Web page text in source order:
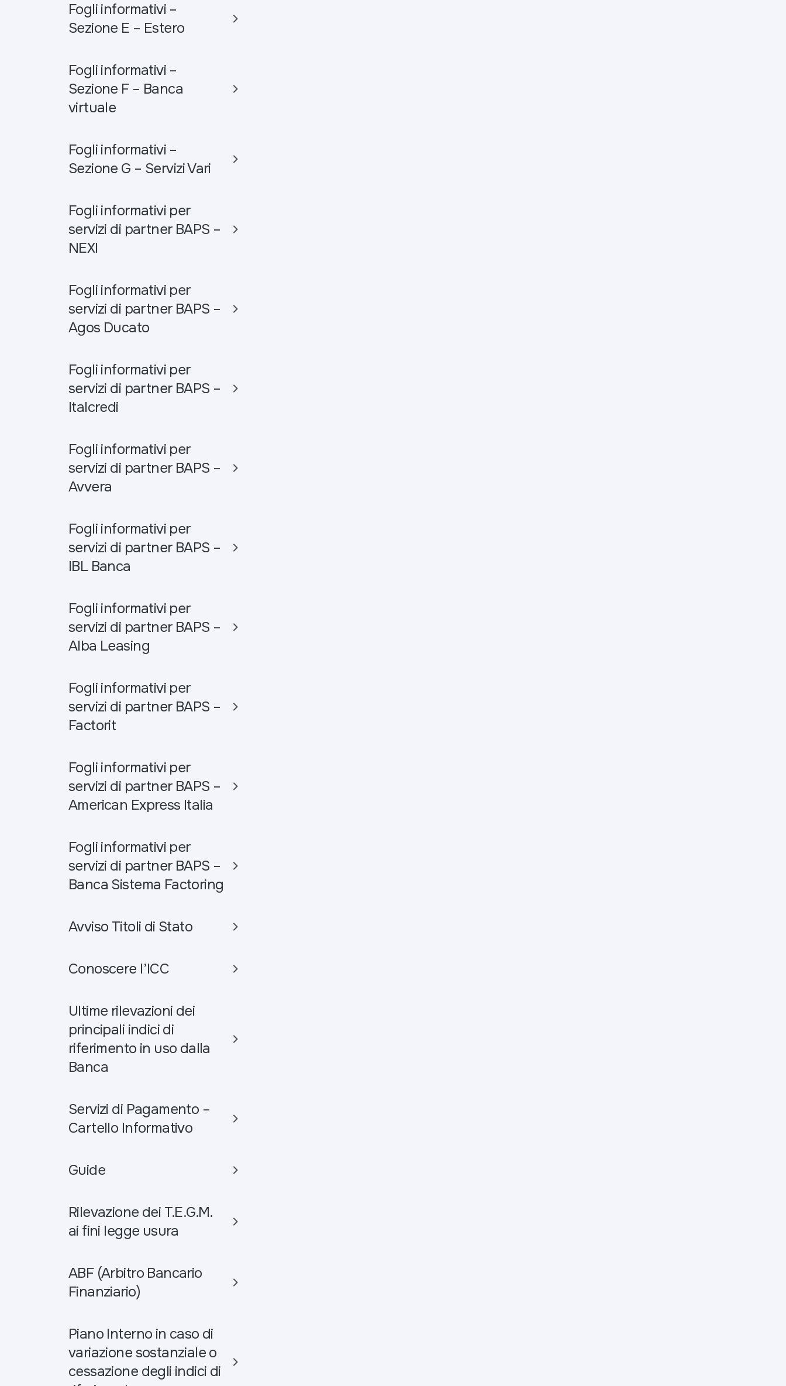
Fogli informativi –
Sezione E – Estero
Fogli informativi –
Sezione F – Banca
virtuale
Fogli informativi –
Sezione G – Servizi Vari
Fogli informativi per
servizi di partner BAPS –
NEXI
Fogli informativi per
servizi di partner BAPS –
Agos Ducato
Fogli informativi per
servizi di partner BAPS –
Italcredi
Fogli informativi per
servizi di partner BAPS –
Avvera
Fogli informativi per
servizi di partner BAPS –
IBL Banca
Fogli informativi per
servizi di partner BAPS –
Alba Leasing
Fogli informativi per
servizi di partner BAPS –
Factorit
Fogli informativi per
servizi di partner BAPS –
American Express Italia
Fogli informativi per
servizi di partner BAPS –
Banca Sistema Factoring
Avviso Titoli di Stato
Conoscere l’ICC
Ultime rilevazioni dei
principali indici di
riferimento in uso dalla
Banca
Servizi di Pagamento –
Cartello Informativo
Guide
Rilevazione dei T.E.G.M.
ai fini legge usura
ABF (Arbitro Bancario
Finanziario)
Piano Interno in caso di
variazione sostanziale o
cessazione degli indici di